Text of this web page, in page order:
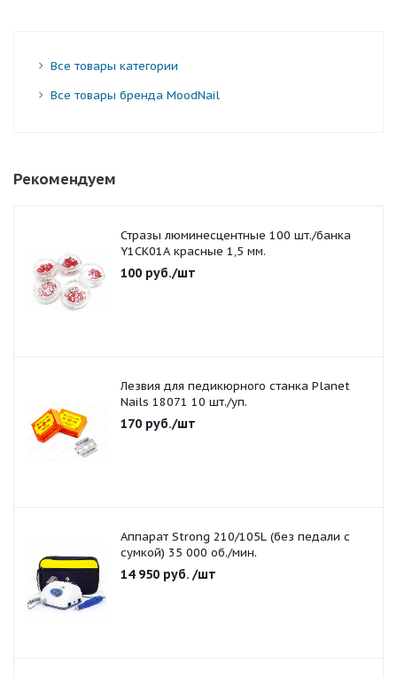
Все товары категории
Все товары бренда MoodNail
Рекомендуем
Стразы люминесцентные 100 шт./банка
Y1CK01A красные 1,5 мм.
100 руб./шт
Лезвия для педикюрного станка Planet
Nails 18071 10 шт./уп.
170 руб./шт
Аппарат Strong 210/105L (без педали с
сумкой) 35 000 об./мин.
14 950 руб. /шт